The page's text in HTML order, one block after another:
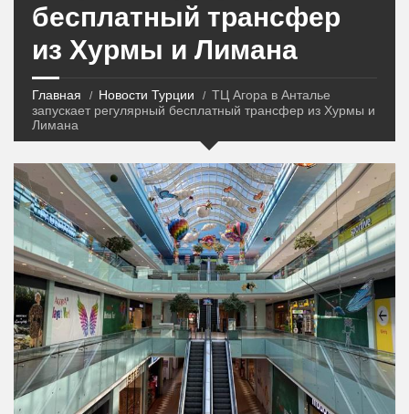
бесплатный трансфер
из Хурмы и Лимана
Главная Новости Турции
ТЦ Агора в Анталье
запускает регулярный бесплатный трансфер из Хурмы и
Лимана